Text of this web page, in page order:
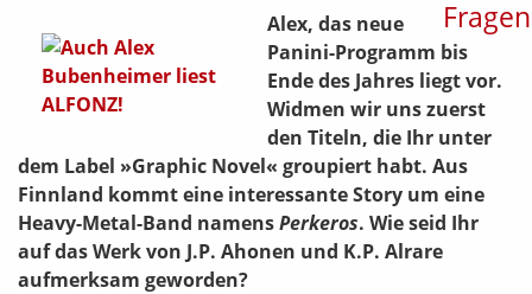
Alex, das neue
Panini-Programm bis
Ende des Jahres liegt vor.
Widmen wir uns zuerst
den Titeln, die Ihr unter
dem Label »Graphic Novel« groupiert habt. Aus
Finnland kommt eine interessante Story um eine
Heavy-Metal-Band namensPerkeros. Wie seid Ihr
auf das Werk von J.P. Ahonen und K.P. Alrare
aufmerksam geworden?